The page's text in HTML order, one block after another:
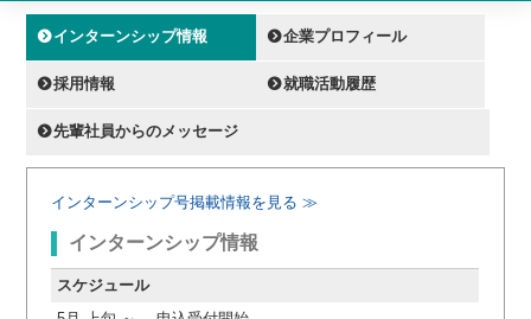
インターンシップ情報 企業プロフィール
採用情報 就職活動履歴
先輩社員からのメッセージ
インターンシップ号掲載情報を見る ≫
インターンシップ情報
スケジュール